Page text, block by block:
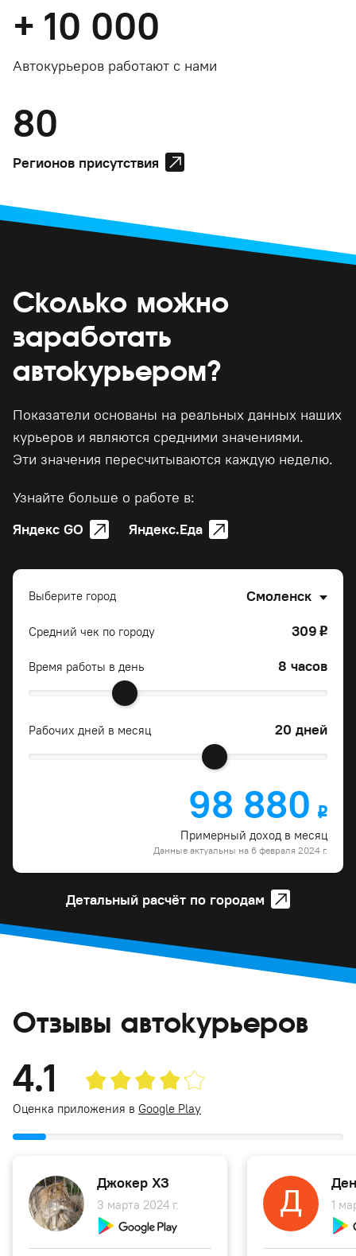
+ 10 000
Автокурьеров работают с нами
80
Регионов присутствия
Сколько можно
заработать
автокурьером?
Показатели основаны на реальных данных наших
курьеров и являются средними значениями.
Эти значения пересчитываются каждую неделю.
Узнайте больше о работе в:
Яндекс GO
Яндекс.Еда
Выберите город Смоленск
Средний чек по городу 309 o
Время работы в день 8 часов
Рабочих дней в месяц 20 дней
Примерный доход в месяц
98 880 o
Данные актуальны на 6 февраля 2024 г.
Детальный расчёт по городам
Отзывы автокурьеров
4.1
Оценка приложения в Google Play
Джокер ХЗ
3 марта 2024 г. 1